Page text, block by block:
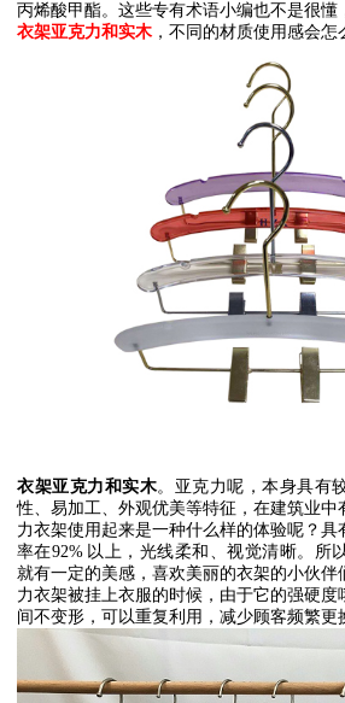
丙烯酸甲酯。这些专有术语小编也不是很懂
衣架亚克力和实木 ，不同的材质使用感会怎
衣架亚克力和实木。亚克力呢，本身具有
性、易加工、外观优美等特征，在建筑业中
力衣架使用起来是一种什么样的体验呢？
率在92% 以上，光线柔和、视觉清晰。所
就有一定的美感，喜欢美丽的衣架的小伙伴
力衣架被挂上衣服的时候，由于它的强硬
间不变形，可以重复利用，减少顾客频繁更